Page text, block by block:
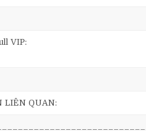
VIP:
LIÊN QUAN: